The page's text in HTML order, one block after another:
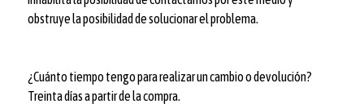
obstruye la posibilidad de solucionar el problema.
¿Cuánto tiempo tengo para realizar un cambio o devolución?
Treinta días a partir de la compra.